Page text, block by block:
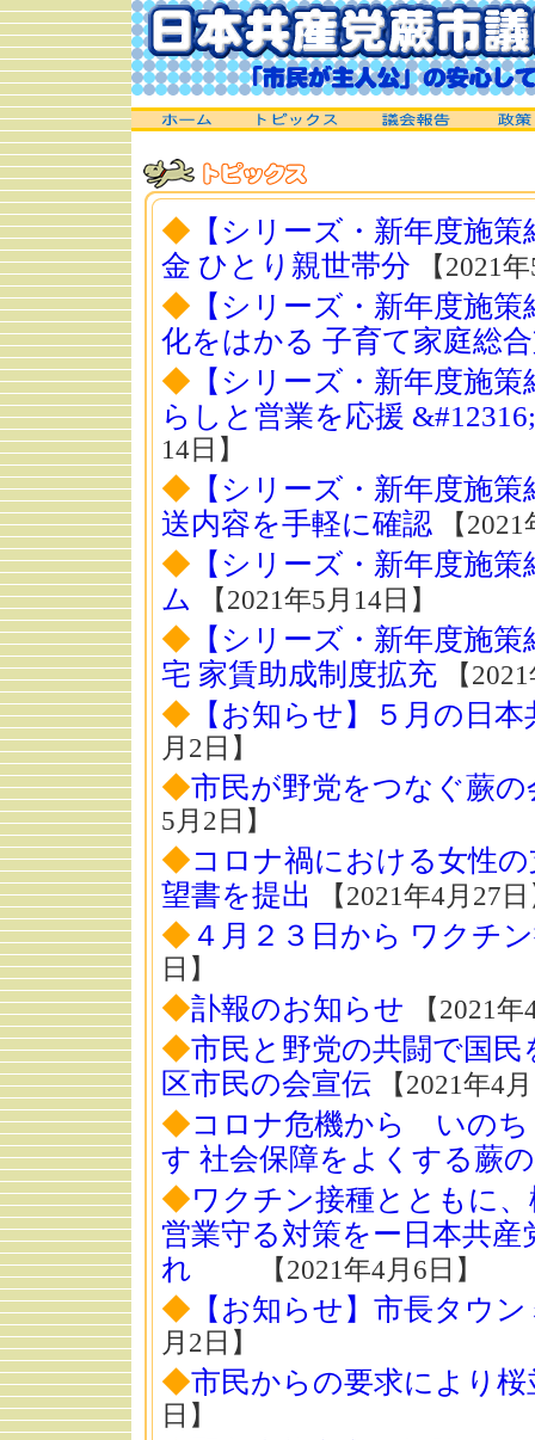
◆ 【シリーズ・新年度施
金 ひとり親世帯分 【2021
◆ 【シリーズ・新年度施
化をはかる 子育て家庭総
◆ 【シリーズ・新年度施
らしと営業を応援
14日】
◆ 【シリーズ・新年度施
送内容を手軽に確認 【
◆ 【シリーズ・新年度施
ム
【2021年5月14日】
◆ 【シリーズ・新年度施
宅 家賃助成制度拡充 【
◆ 【お知らせ】５月の日
月2日】
◆市民が野党をつなぐ蕨
5月2日】
◆コロナ禍における女性
望書を提出
【2021年4月27
◆ ４月２３日から ワクチ
日】
◆訃報のお知らせ 【2021
◆市民と野党の共闘で国
区市民の会宣伝 【2021年4
◆コロナ危機から いのち
す 社会保障をよくする蕨
◆ワクチン接種とともに
営業守る対策をー日本共
れ
【2021年4月6日】
◆ 【お知らせ】市長タウ
月2日】
◆市民からの要求により
日】